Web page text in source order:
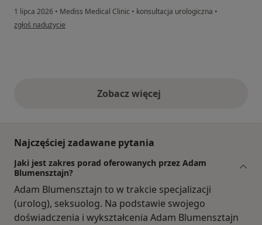
1 lipca 2026 • Mediss Medical Clinic • konsultacja urologiczna •
w opinii użytkownika Maciej
zgłoś nadużycie
Zobacz więcejopinie powyżej
Najczęściej zadawane pytania
Jaki jest zakres porad oferowanych przez Adam
Blumensztajn?
Adam Blumensztajn to w trakcie specjalizacji
(urolog), seksuolog. Na podstawie swojego
doświadczenia i wykształcenia Adam Blumensztajn